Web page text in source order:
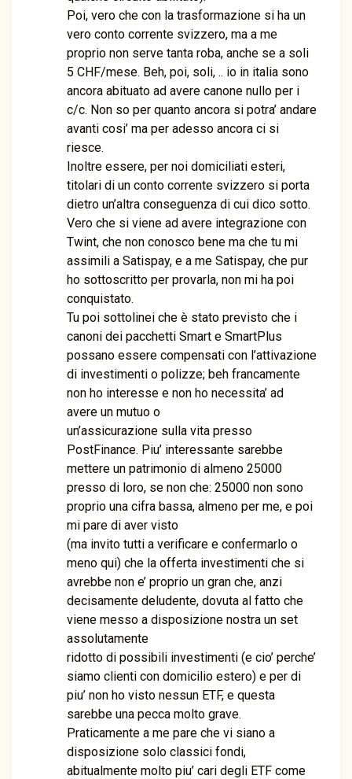
Poi, vero che con la trasformazione si ha un
vero conto corrente svizzero, ma a me
proprio non serve tanta roba, anche se a soli
5 CHF/mese. Beh, poi, soli, .. io in italia sono
ancora abituato ad avere canone nullo per i
c/c. Non so per quanto ancora si potra’ andare
avanti cosi’ ma per adesso ancora ci si
riesce.
Inoltre essere, per noi domiciliati esteri,
titolari di un conto corrente svizzero si porta
dietro un’altra conseguenza di cui dico sotto.
Vero che si viene ad avere integrazione con
Twint, che non conosco bene ma che tu mi
assimili a Satispay, e a me Satispay, che pur
ho sottoscritto per provarla, non mi ha poi
conquistato.
Tu poi sottolinei che è stato previsto che i
canoni dei pacchetti Smart e SmartPlus
possano essere compensati con l’attivazione
di investimenti o polizze; beh francamente
non ho interesse e non ho necessita’ ad
avere un mutuo o
un’assicurazione sulla vita presso
PostFinance. Piu’ interessante sarebbe
mettere un patrimonio di almeno 25000
presso di loro, se non che: 25000 non sono
proprio una cifra bassa, almeno per me, e poi
mi pare di aver visto
(ma invito tutti a verificare e confermarlo o
meno qui) che la offerta investimenti che si
avrebbe non e’ proprio un gran che, anzi
decisamente deludente, dovuta al fatto che
viene messo a disposizione nostra un set
assolutamente
ridotto di possibili investimenti (e cio’ perche’
siamo clienti con domicilio estero) e per di
piu’ non ho visto nessun ETF, e questa
sarebbe una pecca molto grave.
Praticamente a me pare che vi siano a
disposizione solo classici fondi,
abitualmente molto piu’ cari degli ETF come